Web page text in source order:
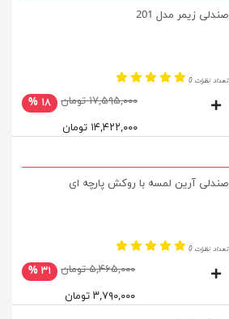
صندلی زیمر مدل 201
تعداد نظرات 0
۱۷,۵۹۵,۰۰۰ تومان
۱۸ %
۱۴,۴۲۲,۰۰۰ تومان
صندلی آرین لمسه با روکش پارچه ای
تعداد نظرات 0
۵,۴۶۵,۰۰۰ تومان
۳۱ %
۳,۷۹۰,۰۰۰ تومان